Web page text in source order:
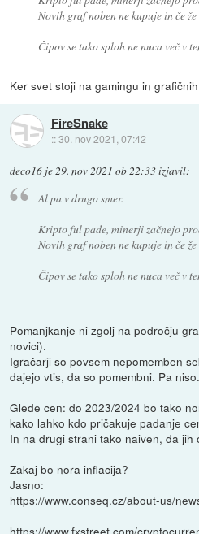
Novih graf noben ne kupuje in če že
Čipov se tako sploh ne nuca več v
Ker svet stoji na gamingu in
FireSnake
::30. nov 2021, 07:42
deco16 je29. nov 2021 ob 22:33izjavil:
Al pa v drugo smer.
Kripto ful pade, minerji začnejo
Novih graf noben ne kupuje in če že
Čipov se tako sploh ne nuca več v
Pomanjkanje ni zgolj na področju
novici).
Igračarji so povsem nepomemben
dajejo vtis, da so pomembni. Pa niso.
Glede cen: do 2023/2024 bo tako
kako lahko kdo pričakuje padanje
In na drugi strani tako naiven, da jih
Zakaj bo nora inflacija?
Jasno:
https://www.conseq.cz/about-us/
https://www.fxstreet.com/